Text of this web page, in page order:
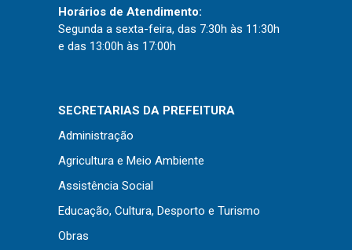
Instruções Normativas
Licitações
Chamamentos Públicos
Leis, Decretos e Portarias
Transparência
Portal da Transparência
Horários de Atendimento:
Segunda a sexta-feira, das 7:30h às 11:30h
e das 13:00h às 17:00h
SECRETARIAS DA PREFEITURA
Administração
Agricultura e Meio Ambiente
Assistência Social
Educação, Cultura, Desporto e Turismo
Obras